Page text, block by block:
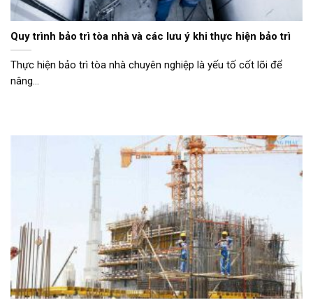
Quy trình bảo trì tòa nhà và các lưu ý khi thực hiện bảo trì
Thực hiện bảo trì tòa nhà chuyên nghiệp là yếu tố cốt lõi để
nâng...